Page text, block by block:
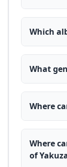
Which
What
Where
Where
of